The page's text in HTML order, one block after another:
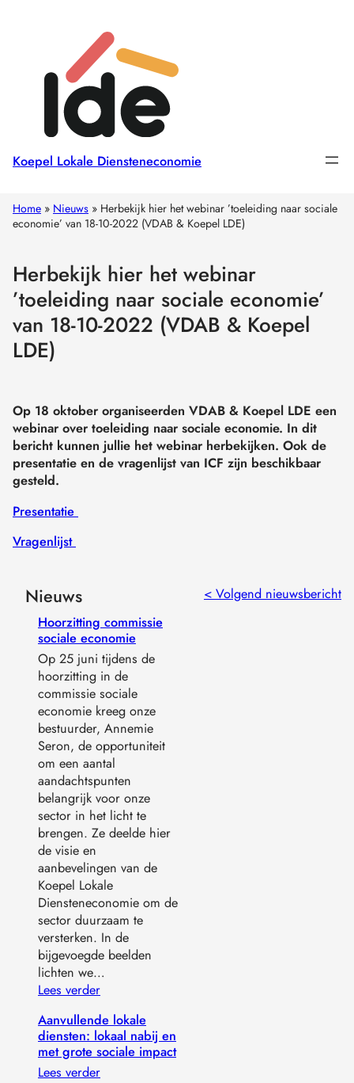
Koepel Lokale Diensteneconomie
Home » Nieuws » Herbekijk hier het webinar ’toeleiding naar sociale
economie’ van 18-10-2022 (VDAB & Koepel LDE)
Herbekijk hier het webinar
’toeleiding naar sociale economie’
van 18-10-2022 (VDAB & Koepel
LDE)
Op 18 oktober organiseerden VDAB & Koepel LDE een
webinar over toeleiding naar sociale economie. In dit
bericht kunnen jullie het webinar herbekijken. Ook de
presentatie en de vragenlijst van ICF zijn beschikbaar
gesteld.
Presentatie
Vragenlijst
Nieuws
Hoorzitting commissie
sociale economie
Op 25 juni tijdens de
hoorzitting in de
commissie sociale
economie kreeg onze
bestuurder, Annemie
Seron, de opportuniteit
om een aantal
aandachtspunten
belangrijk voor onze
sector in het licht te
brengen. Ze deelde hier
de visie en
aanbevelingen van de
Koepel Lokale
Diensteneconomie om de
sector duurzaam te
versterken. In de
bijgevoegde beelden
lichten we…
Lees verder
Aanvullende lokale
diensten: lokaal nabij en
met grote sociale impact
Lees verder
< Volgend nieuwsbericht